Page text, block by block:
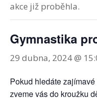
akce již proběhla.
Gymnastika
29 dubna, 2024 @
Pokud hledáte
zveme vás do kroužku